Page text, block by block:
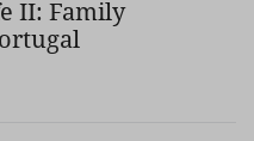
II: Family